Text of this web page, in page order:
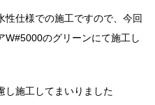
性仕様での施工ですので、今回
W#5000のグリーンにて施工し
し施工してまいりました